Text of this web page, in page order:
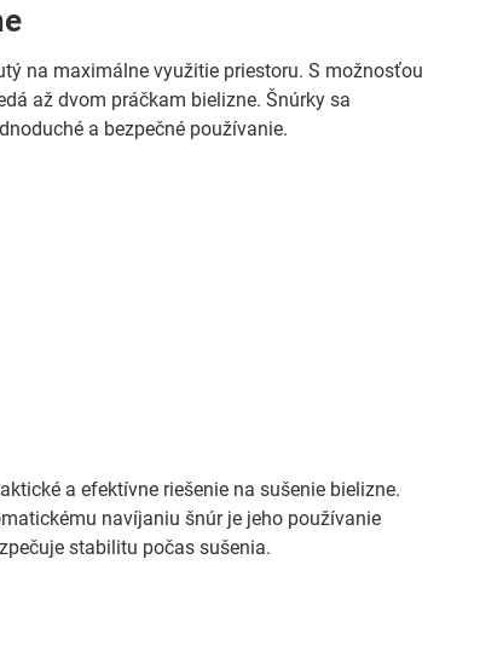
na maximálne využitie priestoru. S možnosťou
až dvom práčkam bielizne. Šnúrky sa
a bezpečné používanie.
a efektívne riešenie na sušenie bielizne.
navíjaniu šnúr je jeho používanie
stabilitu počas sušenia.